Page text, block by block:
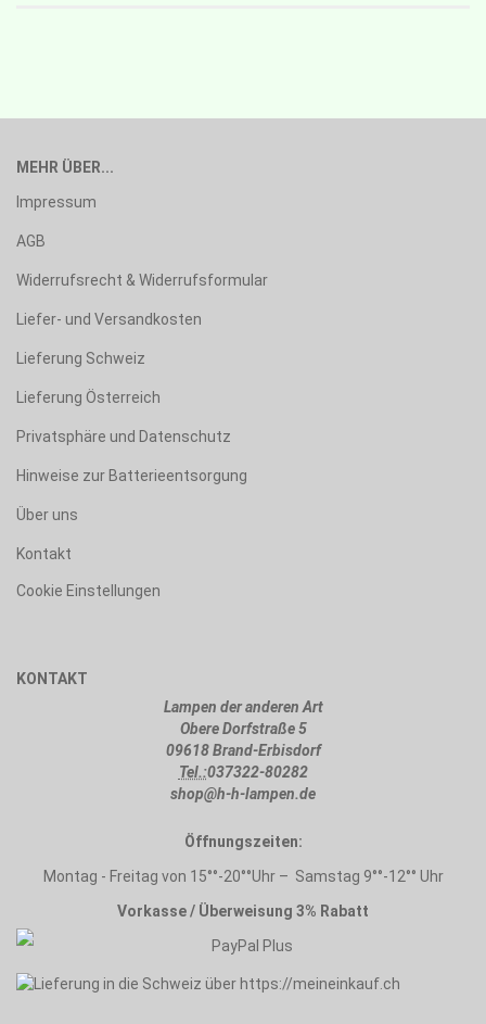
MEHR ÜBER...
Impressum
AGB
Widerrufsrecht & Widerrufsformular
Liefer- und Versandkosten
Lieferung Schweiz
Lieferung Österreich
Privatsphäre und Datenschutz
Hinweise zur Batterieentsorgung
Über uns
Kontakt
Cookie Einstellungen
KONTAKT
Lampen der anderen Art
Obere Dorfstraße 5
09618 Brand-Erbisdorf
Tel.:037322-80282
shop@h-h-lampen.de
Öffnungszeiten:
Montag - Freitag von 15°°-20°°Uhr – Samstag 9°°-12°° Uhr
Vorkasse / Überweisung 3% Rabatt